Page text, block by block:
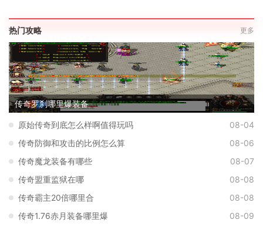
热门攻略 更多
传奇罗刹哪里爆装备
原始传奇到底怎么样啊值得玩吗
08-04
传奇防御和攻击的比例怎么算
08-06
传奇魔龙装备有哪些
08-07
传奇盟重监狱在哪
08-08
传奇霸主20倍哪里合
08-08
传奇1.76赤月装备哪里爆
08-09